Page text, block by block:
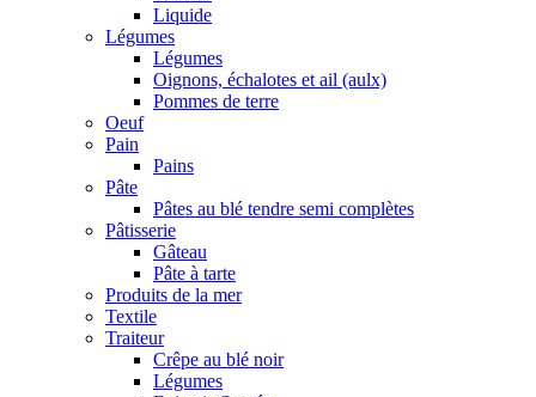
Liquide
Légumes
Légumes
Oignons, échalotes et ail (aulx)
Pommes de terre
Oeuf
Pain
Pains
Pâte
Pâtes au blé tendre semi complètes
Pâtisserie
Gâteau
Pâte à tarte
Produits de la mer
Textile
Traiteur
Crêpe au blé noir
Légumes